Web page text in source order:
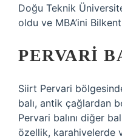
Doğu Teknik
oldu ve MBA’ini
PERVARI
Siirt Pervari
balı, antik çağlardan
Pervari balını diğer
özellik, karahivelerde